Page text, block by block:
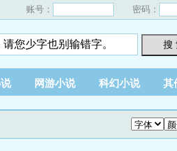
账号： 密码：
搜
网游小说 科幻小说 其